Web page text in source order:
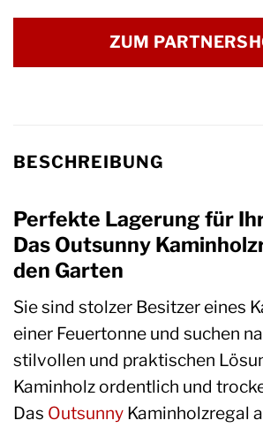
ZUM
BESCHREIBUNG
Perfekte Lagerung für
Das Outsunny
den Garten
Sie sind stolzer Besitzer eines
einer Feuertonne und suchen
stilvollen und praktischen
Kaminholz ordentlich und
Das Outsunny Kaminholzregal